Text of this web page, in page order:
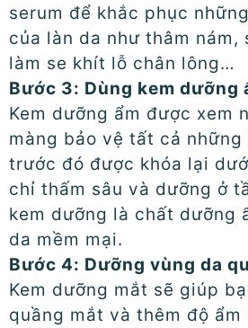
serum để khắc phục
của làn da như thâm nám,
làm se khít lỗ chân lông…
Bước 3: Dùng kem dưỡng
Kem dưỡng ẩm được xem
màng bảo vệ tất cả
trước đó được khóa lại
chỉ thấm sâu và dưỡng ở
kem dưỡng là chất dưỡng
da mềm mại.
Bước 4: Dưỡng vùng da
Kem dưỡng mắt sẽ giúp
quầng mắt và thêm độ ẩm